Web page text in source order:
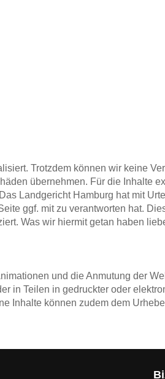
Trotzdem können wir keine
übernehmen. Für die Inhalte
Landgericht Hamburg hat mit
ggf. mit zu verantworten hat.
Was wir hiermit getan haben
und die Anmutung der
in Teilen in gedruckter oder
Inhalte können zudem dem